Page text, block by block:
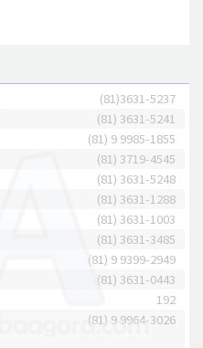
(81)3631-5237
(81) 3631-5241
(81) 9 9985-1855
(81) 3719-4545
(81) 3631-5248
(81) 3631-1288
(81) 3631-1003
(81) 3631-3485
(81) 9 9399-2949
(81) 3631-0443
192
(81) 9 9964-3026